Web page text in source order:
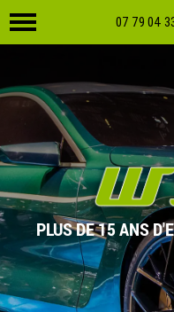
07 79 04
PLUS DE 15 ANS